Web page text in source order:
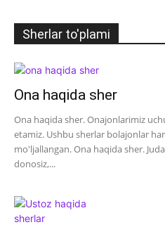
Sherlar to'plami
Ona haqida sher
Ona haqida sher. Onajonlarimiz
etamiz. Ushbu sherlar bolajonlar
mo'ljallangan. Ona haqida sher.
donosiz,...